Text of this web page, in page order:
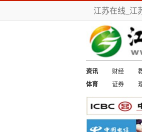
江苏在线_江
资讯 财经
体育
证券